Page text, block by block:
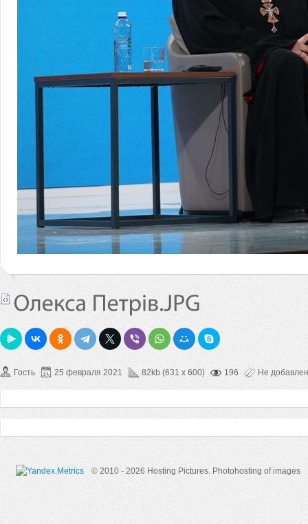
Гость 25 февраля 2021 82kb (631 x 600) 196 Не
© 2010 - 2026 Hosting Pictures. Photohosting of images